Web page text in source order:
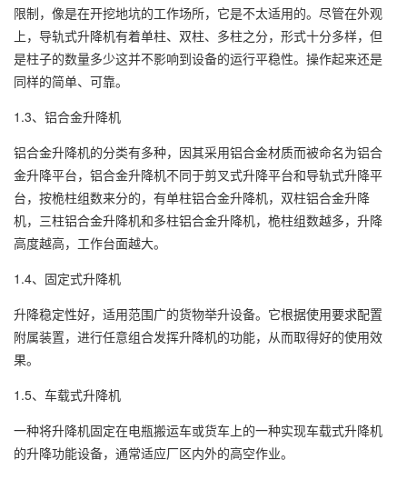
限制，像是在开挖地坑的工作场所，它是不太适用的。尽管在外观
上，导轨式升降机有着单柱、双柱、多柱之分，形式十分多样，但
是柱子的数量多少这并不影响到设备的运行平稳性。操作起来还是
同样的简单、可靠。
1.3、铝合金升降机
铝合金升降机的分类有多种，因其采用铝合金材质而被命名为铝合
金升降平台，铝合金升降机不同于剪叉式升降平台和导轨式升降平
台，按桅柱组数来分的，有单柱铝合金升降机，双柱铝合金升降
机，三柱铝合金升降机和多柱铝合金升降机，桅柱组数越多，升降
高度越高，工作台面越大。
1.4、固定式升降机
升降稳定性好，适用范围广的货物举升设备。它根据使用要求配置
附属装置，进行任意组合发挥升降机的功能，从而取得好的使用效
果。
1.5、车载式升降机
一种将升降机固定在电瓶搬运车或货车上的一种实现车载式升降机
的升降功能设备，通常适应厂区内外的高空作业。